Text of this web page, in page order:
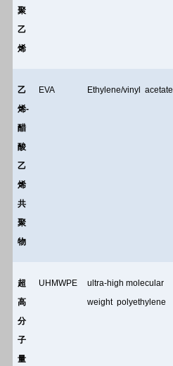
聚
乙
烯
乙
烯-
醋
酸
乙
烯
共
聚
物
EVA Ethylene/vinyl acetate
超
高
分
子
量
UHMWPE
ultra-high molecular
weight polyethylene